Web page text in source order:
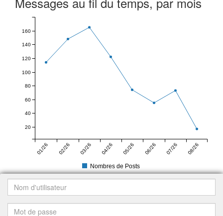
01/26 02/26 03/26 04/26 05/26 06/26 07/26 08/26
20
40
60
80
100
120
140
160
Nombres de Posts